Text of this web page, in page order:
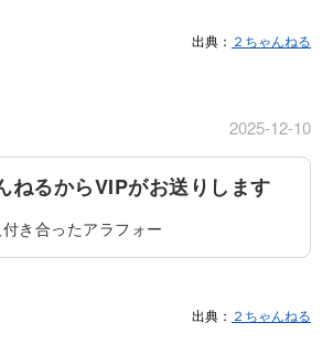
出典： ２ちゃんねる
2025-12-10
ねるからVIPがお送りします
き合ったアラフォー
出典： ２ちゃんねる